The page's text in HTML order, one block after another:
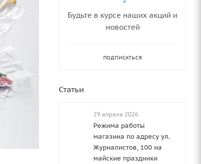
Будьте в курсе наших акций и
новостей
ПОДПИСАТЬСЯ
Статьи
29 апреля 2026
Режима работы
магазина по адресу ул.
Журналистов, 100 на
майские праздники